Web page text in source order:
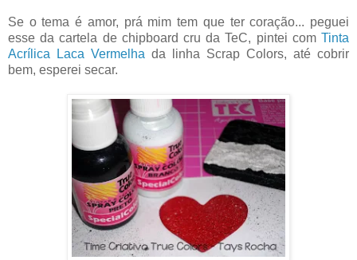
Se o tema é amor, prá mim tem que ter coração... peguei
esse da cartela de chipboard cru da TeC, pintei com Tinta
Acrílica Laca Vermelha da linha Scrap Colors, até cobrir
bem, esperei secar.